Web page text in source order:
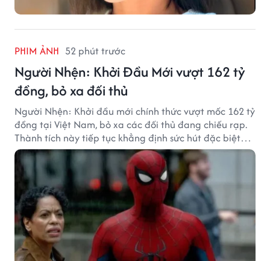
PHIM ẢNH 52 phút trước
Người Nhện: Khởi Đầu Mới vượt 162 tỷ
đồng, bỏ xa đối thủ
Người Nhện: Khởi đầu mới chính thức vượt mốc 162 tỷ
đồng tại Việt Nam, bỏ xa các đối thủ đang chiếu rạp.
Thành tích này tiếp tục khẳng định sức hút đặc biệt
của thương hiệu Người Nhện với khán giả.